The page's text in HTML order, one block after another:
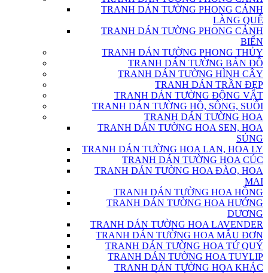
TRANH DÁN TƯỜNG PHONG CẢNH
LÀNG QUÊ
TRANH DÁN TƯỜNG PHONG CẢNH
BIỂN
TRANH DÁN TƯỜNG PHONG THỦY
TRANH DÁN TƯỜNG BẢN ĐỒ
TRANH DÁN TƯỜNG HÌNH CÂY
TRANH DÁN TRẦN ĐẸP
TRANH DÁN TƯỜNG ĐỘNG VẬT
TRANH DÁN TƯỜNG HỒ, SÔNG, SUỐI
TRANH DÁN TƯỜNG HOA
TRANH DÁN TƯỜNG HOA SEN, HOA
SÚNG
TRANH DÁN TƯỜNG HOA LAN, HOA LY
TRANH DÁN TƯỜNG HOA CÚC
TRANH DÁN TƯỜNG HOA ĐÀO, HOA
MAI
TRANH DÁN TƯỜNG HOA HỒNG
TRANH DÁN TƯỜNG HOA HƯỚNG
DƯƠNG
TRANH DÁN TƯỜNG HOA LAVENDER
TRANH DÁN TƯỜNG HOA MẪU ĐƠN
TRANH DÁN TƯỜNG HOA TỨ QUÝ
TRANH DÁN TƯỜNG HOA TUYLIP
TRANH DÁN TƯỜNG HOA KHÁC